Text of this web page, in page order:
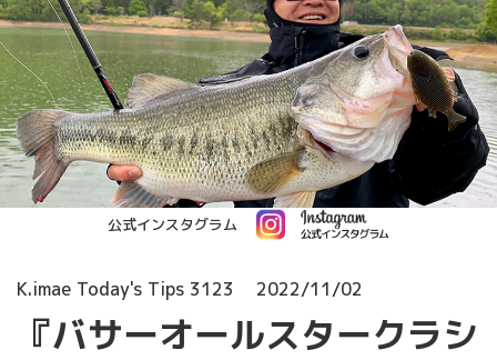
公式インスタグラム
K.imae Today's Tips 3123 2022/11/02
『バサーオールスタークラシ